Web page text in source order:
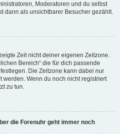
Moderatoren und du selbst
dann als unsichtbarer Besucher gezählt.
Zeit nicht deiner eigenen Zeitzone.
Bereich“ die für dich passende
Die Zeitzone kann dabei nur
Wenn du noch nicht registriert
zu tun.
die Forenuhr geht immer noch